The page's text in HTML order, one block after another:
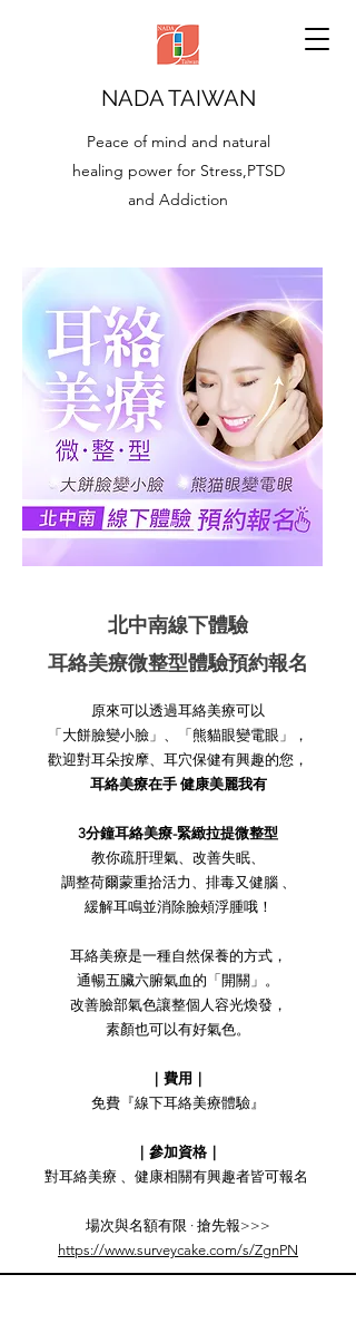
NADA TAIWAN
Peace of mind and natural
healing power for Stress,PTSD
and Addiction
北中南線下體驗
耳絡美療微整型體驗預約報名
原來可以透過耳絡美療可以
「大餅臉變小臉」、「熊貓眼變電眼」，
歡迎對耳朵按摩、耳穴保健有興趣的您，
耳絡美療在手 健康美麗我有
3分鐘耳絡美療-緊緻拉提微整型
教你疏肝理氣、改善失眠、
調整荷爾蒙重拾活力、排毒又健腦 、
緩解耳鳴並消除臉頰浮腫哦！
耳絡美療是一種自然保養的方式，
通暢五臟六腑氣血的「開關」。
改善臉部氣色讓整個人容光煥發，
素顏也可以有好氣色。
｜費用｜
免費『線下耳絡美療體驗』
｜參加資格｜
對耳絡美療 、健康相關有興趣者皆可報名
場次與名額有限 · 搶先報>>>
https://www.surveycake.com/s/ZgnPN